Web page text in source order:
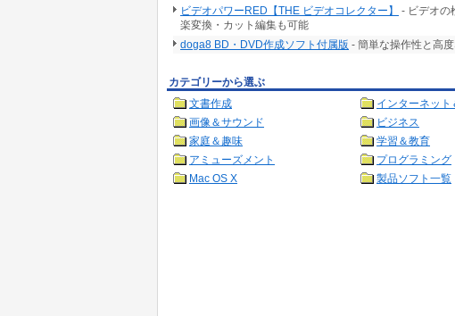
ビデオパワーRED【THE ビデオコレクター】
- ビデオの
楽変換・カット編集も可能
doga8 BD・DVD作成ソフト付属版 - 簡単な操作性と高
カテゴリーから選ぶ
文書作成
インターネット
画像＆サウンド
ビジネス
家庭＆趣味
学習＆教育
アミューズメント
プログラミング
Mac OS X
製品ソフト一覧